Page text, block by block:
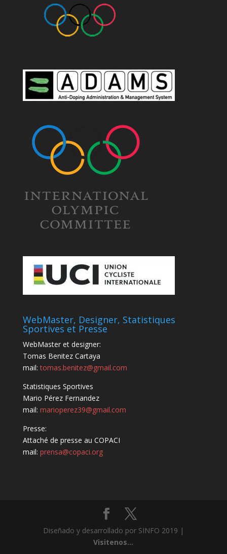
WebMaster, Designer, Statistiques
Sportives et Presse
WebMaster et designer:
Tomas Benitez Cartaya
mail:tomas.benitez@gmail.com
Statistiques Sportives
Mario Pérez Fernandez
mail: marioperez39@gmail.com
Presse:
Attaché de presse au COPACI
mail: prensa@copaci.org
Diseñado y desarrollado por SINFO 2019 |
Visitenos...